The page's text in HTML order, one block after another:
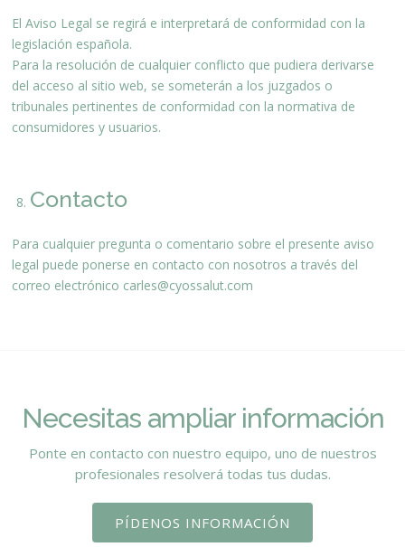
El Aviso Legal se regirá e interpretará de conformidad con la
legislación española.
Para la resolución de cualquier conflicto que pudiera derivarse
del acceso al sitio web, se someterán a los juzgados o
tribunales pertinentes de conformidad con la normativa de
consumidores y usuarios.
Contacto
Para cualquier pregunta o comentario sobre el presente aviso
legal puede ponerse en contacto con nosotros a través del
correo electrónico carles@cyossalut.com
Necesitas ampliar información
Ponte en contacto con nuestro equipo, uno de nuestros
profesionales resolverá todas tus dudas.
PÍDENOS INFORMACIÓN